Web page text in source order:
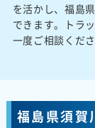
を活かし、福島
できます。トラ
一度ご相談くださ
福島県須賀